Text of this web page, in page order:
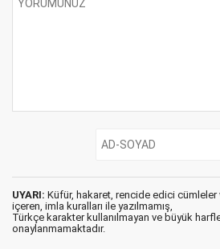
UYARI: Küfür, hakaret, rencide edici cümleler
içeren, imla kuralları ile yazılmamış,
Türkçe karakter kullanılmayan ve büyük
onaylanmamaktadır.